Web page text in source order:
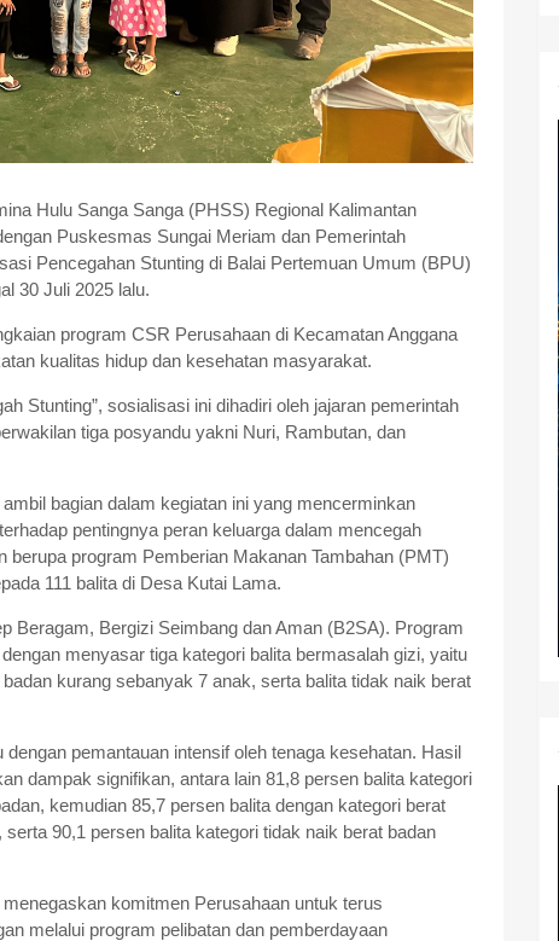
Hulu Sanga Sanga (PHSS) Regional Kalimantan
Puskesmas Sungai Meriam dan Pemerintah
Pencegahan Stunting di Balai Pertemuan Umum (BPU)
30 Juli 2025 lalu.
program CSR Perusahaan di Kecamatan Anggana
kualitas hidup dan kesehatan masyarakat.
Stunting”, sosialisasi ini dihadiri oleh jajaran pemerintah
tiga posyandu yakni Nuri, Rambutan, dan
bagian dalam kegiatan ini yang mencerminkan
pentingnya peran keluarga dalam mencegah
program Pemberian Makanan Tambahan (PMT)
111 balita di Desa Kutai Lama.
Beragam, Bergizi Seimbang dan Aman (B2SA). Program
menyasar tiga kategori balita bermasalah gizi, yaitu
kurang sebanyak 7 anak, serta balita tidak naik berat
pemantauan intensif oleh tenaga kesehatan. Hasil
dampak signifikan, antara lain 81,8 persen balita kategori
kemudian 85,7 persen balita dengan kategori berat
90,1 persen balita kategori tidak naik berat badan
komitmen Perusahaan untuk terus
melalui program pelibatan dan pemberdayaan